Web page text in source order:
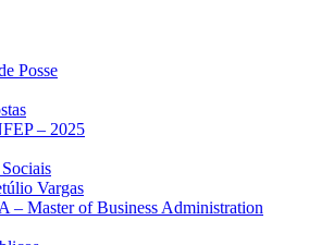
Posse
– 2025
Vargas
– Master of Business Administration